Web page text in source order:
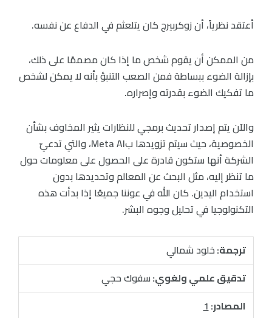
أعتقد نظرياً، أن زوكربيرج كان يتلعثم في الدفاع عن نفسه.
من الممكن أن يقوم شخص ما إذا كان مصممًا على ذلك،
بإزالة الضوء ببساطة فمن الصعب التنبؤ بأنه لا يمكن لشخص
ما تفكيك الضوء بقدرته وإصراره.
والآن يتم إصدار تحديث برمجي للنظارات يثير المخاوف بشأن
الخصوصية، حيث سيتم تزويدها بMeta AI، والتي تدعيّ
الشركة أنها ستكون قادرة على الحصول على معلومات حول
ما تنظر إليه، مثل البحث عن المعالم وتحديدها بدون
استخدام اليدين. كان الله في عوننا جميعًا إذا بدأت هذه
التكنولوجيا في تحليل وجوه البشر.
ترجمة:خلود شمالي
تدقيق علمي ولغوي:سفوك حجي
المصادر:1